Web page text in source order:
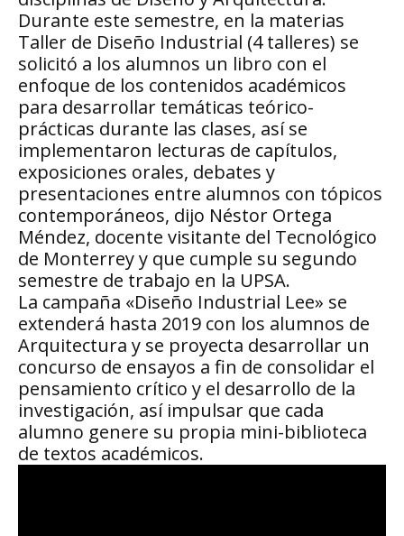
Durante este semestre, en la materias
Taller de Diseño Industrial (4 talleres) se
solicitó a los alumnos un libro con el
enfoque de los contenidos académicos
para desarrollar temáticas teórico-
prácticas durante las clases, así se
implementaron lecturas de capítulos,
exposiciones orales, debates y
presentaciones entre alumnos con tópicos
contemporáneos, dijo Néstor Ortega
Méndez, docente visitante del Tecnológico
de Monterrey y que cumple su segundo
semestre de trabajo en la UPSA.
La campaña «Diseño Industrial Lee» se
extenderá hasta 2019 con los alumnos de
Arquitectura y se proyecta desarrollar un
concurso de ensayos a fin de consolidar el
pensamiento crítico y el desarrollo de la
investigación, así impulsar que cada
alumno genere su propia mini-biblioteca
de textos académicos.